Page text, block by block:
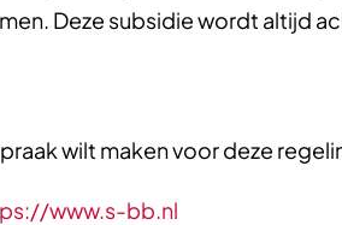
Deze subsidie wordt altijd
wilt maken voor deze
www.s-bb.nl